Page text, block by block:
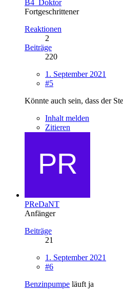
B4_Doktor
Fortgeschrittener
Reaktionen
2
Beiträge
220
1. September 2021
#5
Könnte auch sein, dass der
Inhalt melden
Zitieren
PReDaNT
Anfänger
Beiträge
21
1. September 2021
#6
Benzinpumpe läuft ja